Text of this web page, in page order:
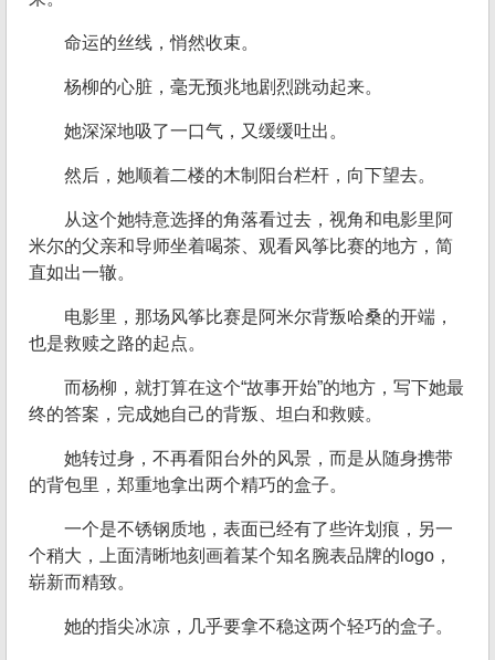
命运的丝线，悄然收束。
杨柳的心脏，毫无预兆地剧烈跳动起来。
她深深地吸了一口气，又缓缓吐出。
然后，她顺着二楼的木制阳台栏杆，向下望去。
从这个她特意选择的角落看过去，视角和电影里阿
米尔的父亲和导师坐着喝茶、观看风筝比赛的地方，简
直如出一辙。
电影里，那场风筝比赛是阿米尔背叛哈桑的开端，
也是救赎之路的起点。
而杨柳，就打算在这个“故事开始”的地方，写下她最
终的答案，完成她自己的背叛、坦白和救赎。
她转过身，不再看阳台外的风景，而是从随身携带
的背包里，郑重地拿出两个精巧的盒子。
一个是不锈钢质地，表面已经有了些许划痕，另一
个稍大，上面清晰地刻画着某个知名腕表品牌的logo，
崭新而精致。
她的指尖冰凉，几乎要拿不稳这两个轻巧的盒子。